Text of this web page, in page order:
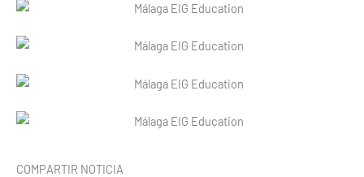
COMPARTIR NOTICIA